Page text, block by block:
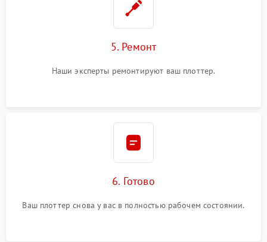
5. Ремонт
Наши эксперты ремонтируют ваш плоттер.
6. Готово
Ваш плоттер снова у вас в полностью рабочем состоянии.